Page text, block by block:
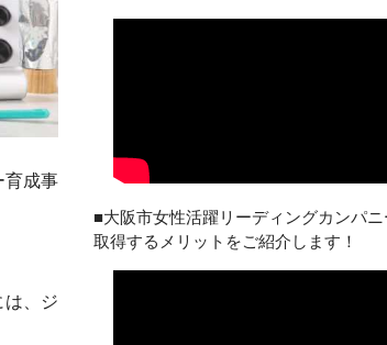
育成事
、ジ
■大阪市女性活躍リーディングカンパニ
取得するメリットをご紹介します！